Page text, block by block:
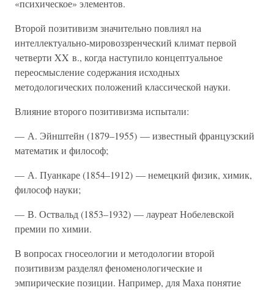
«психическое» элементов.
Второй позитивизм значительно повлиял на
интеллектуально-мировоззренческий климат первой
четверти XX в., когда наступило концептуальное
переосмысление содержания исходных
методологических положений классической науки.
Влияние второго позитивизма испытали:
— А. Эйнштейн (1879–1955) — известный французский
математик и философ;
— А. Пуанкаре (1854–1912) — немецкий физик, химик,
философ науки;
— В. Оствальд (1853–1932) — лауреат Нобелевской
премии по химии.
В вопросах гносеологии и методологии второй
позитивизм разделял феноменологические и
эмпирические позиции. Например, для Маха понятие